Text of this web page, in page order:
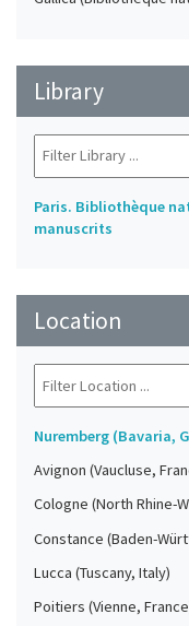
Library
Paris. Bibliothèque
manuscrits
Location
Nuremberg (Bavaria,
Avignon (Vaucluse,
Cologne (North Rhine-
Constance (Baden-
Lucca (Tuscany, Italy)
Poitiers (Vienne,